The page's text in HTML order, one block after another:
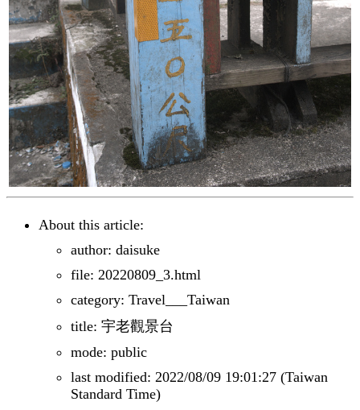
About this article:
author: daisuke
file: 20220809_3.html
category: Travel___Taiwan
title: 宇老觀景台
mode: public
last modified: 2022/08/09 19:01:27 (Taiwan
Standard Time)